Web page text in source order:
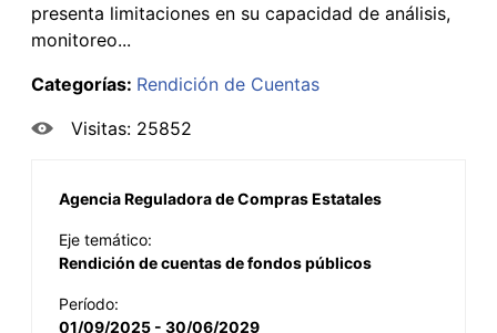
presenta limitaciones en su capacidad de análisis,
monitoreo...
Categorías: Rendición de Cuentas
Visitas: 25852
Agencia Reguladora de Compras Estatales
Eje temático:
Rendición de cuentas de fondos públicos
Período:
01/09/2025 - 30/06/2029